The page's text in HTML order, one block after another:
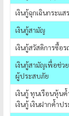
เงินกู้ฉุกเฉินกระแส
เงินกู้สามัญ
เงินกู้สวัสดิการซื้อร
เงินกู้สามัญเพื่อช่ว
ผู้ประสบภัย
เงินกู้ ทุนเรือนหุ้น
เงินกู้ เงินฝากค้ำป